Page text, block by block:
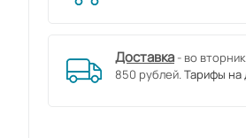
Доставка - во вторник
850 рублей.Тарифы на